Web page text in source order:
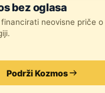
bez oglasa
neovisne priče o
Podrži Kozmos